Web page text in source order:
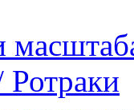
Ротраки